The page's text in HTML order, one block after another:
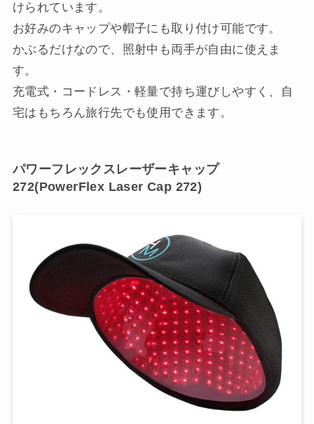
けられています。
お好みのキャップや帽子にも取り付け可能です。
かぶるだけなので、照射中も両手が自由に使えま
す。
充電式・コードレス・軽量で持ち運びしやすく、自
宅はもちろん旅行先でも使用できます。
パワーフレックスレーザーキャップ
272(PowerFlex Laser Cap 272)